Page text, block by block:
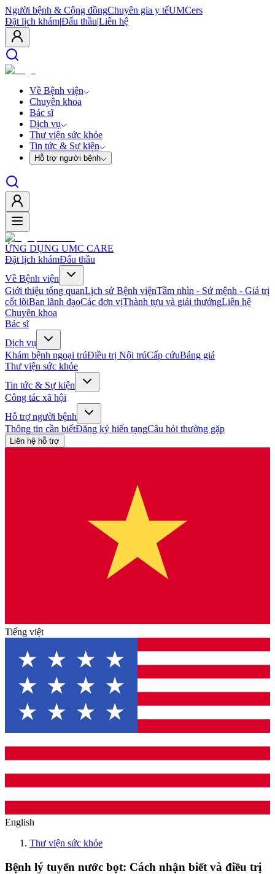
Người bệnh & Cộng đồngChuyên gia y tếUMCers
Đặt lịch khám|Đấu thầu|Liên hệ
Về Bệnh viện
Chuyên khoa
Bác sĩ
Dịch vụ
Thư viện sức khỏe
Tin tức & Sự kiện
Hỗ trợ người bệnh
ỨNG DỤNG UMC CARE
Đặt lịch khámĐấu thầu
Về Bệnh viện
Giới thiệu tổng quanLịch sử Bệnh việnTầm nhìn - Sứ mệnh - Giá trị
cốt lõiBan lãnh đạoCác đơn vịThành tựu và giải thưởngLiên hệ
Chuyên khoa
Bác sĩ
Dịch vụ
Khám bệnh ngoại trúĐiều trị Nội trúCấp cứuBảng giá
Thư viện sức khỏe
Tin tức & Sự kiện
Công tác xã hội
Hỗ trợ người bệnh
Thông tin cần biếtĐăng ký hiến tạngCâu hỏi thường gặp
Liên hệ hỗ trợ
Tiếng việt
English
Thư viện sức khỏe
Bệnh lý tuyến nước bọt: Cách nhận biết và điều trị